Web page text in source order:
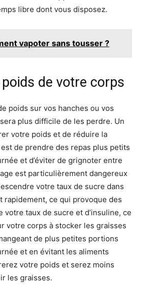
libre dont vous disposez.
vapoter sans tousser ?
poids de votre corps
poids sur vos hanches ou vos
plus difficile de les perdre. Un
votre poids et de réduire la
de prendre des repas plus petits
et d’éviter de grignoter entre
est particulièrement dangereux
votre taux de sucre dans
rapidement, ce qui provoque des
votre taux de sucre et d’insuline, ce
votre corps à stocker les graisses
de plus petites portions
et en évitant les aliments
votre poids et serez moins
les graisses.